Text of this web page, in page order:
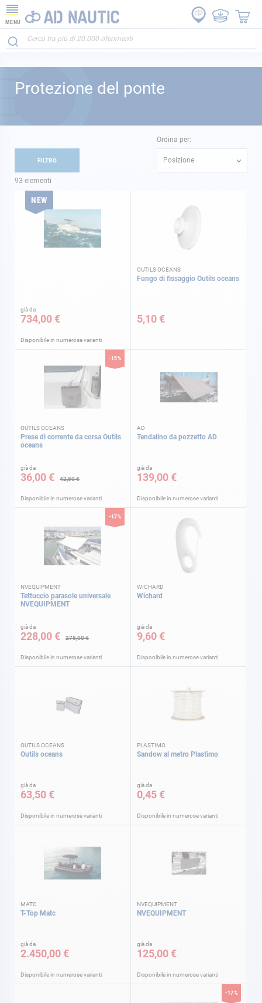
MENU
Protezione del ponte
93 elementi
Ordina per:
Posizione
NEW
già da
734,00 €
Disponibile in numerose varianti
OUTILS OCEANS
Fungo di fissaggio Outils oceans
5,10 €
-15%
OUTILS OCEANS
Prese di corrente da corsa Outils
oceans
già da
36,00 € 42,50 €
Disponibile in numerose varianti
AD
Tendalino da pozzetto AD
già da
139,00 €
Disponibile in numerose varianti
-17%
NVEQUIPMENT
Tettuccio parasole universale
NVEQUIPMENT
già da
228,00 € 275,00 €
Disponibile in numerose varianti
WICHARD
Wichard
già da
9,60 €
Disponibile in numerose varianti
OUTILS OCEANS
Outils oceans
già da
63,50 €
Disponibile in numerose varianti
PLASTIMO
Sandow al metro Plastimo
già da
0,45 €
Disponibile in numerose varianti
MATC
T-Top Matc
già da
2.450,00 €
Disponibile in numerose varianti
NVEQUIPMENT
NVEQUIPMENT
già da
125,00 €
Disponibile in numerose varianti
-17%
FILTRO